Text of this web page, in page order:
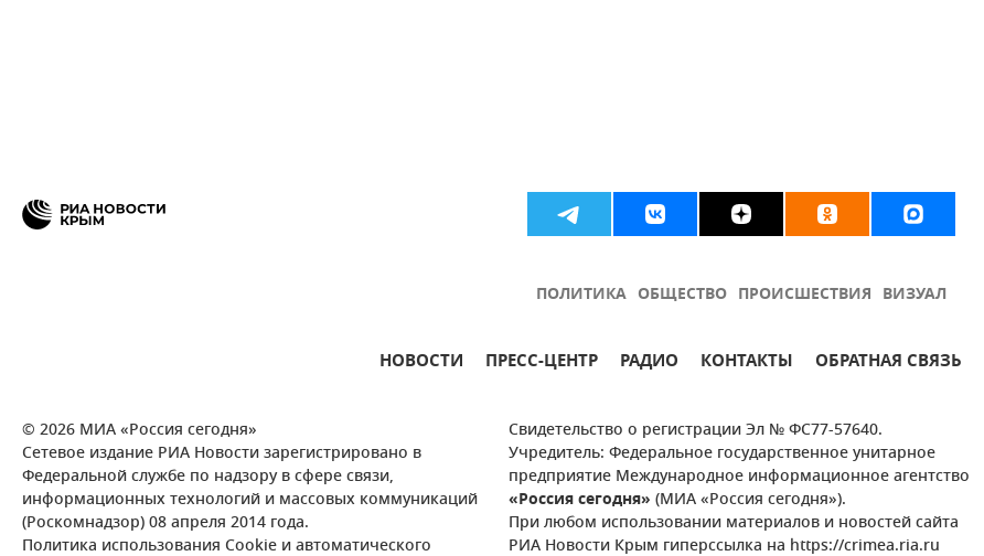
ПОЛИТИКА ОБЩЕСТВО ПРОИСШЕСТВИЯ ВИЗУАЛ
НОВОСТИ ПРЕСС-ЦЕНТР РАДИО КОНТАКТЫ ОБРАТНАЯ СВЯЗЬ
© 2026 МИА «Россия сегодня»
Сетевое издание РИА Новости зарегистрировано в
Федеральной службе по надзору в сфере связи,
информационных технологий и массовых коммуникаций
(Роскомнадзор) 08 апреля 2014 года.
Политика использования Cookie и автоматического
Свидетельство о регистрации Эл № ФС77-57640.
Учредитель: Федеральное государственное унитарное
предприятие Международное информационное агентство
«Россия сегодня» (МИА «Россия сегодня»).
При любом использовании материалов и новостей сайта
РИА Новости Крым гиперссылка на https://crimea.ria.ru